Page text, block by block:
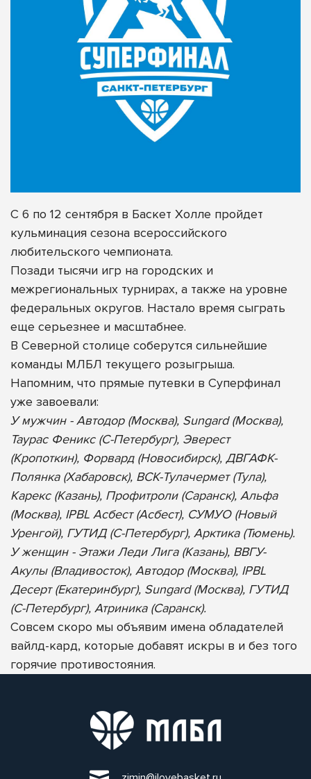
С 6 по 12 сентября в Баскет Холле пройдет
кульминация сезона всероссийского
любительского чемпионата.
Позади тысячи игр на городских и
межрегиональных турнирах, а также на уровне
федеральных округов. Настало время сыграть
еще серьезнее и масштабнее.
В Северной столице соберутся сильнейшие
команды МЛБЛ текущего розыгрыша.
Напомним, что прямые путевки в Суперфинал
уже завоевали:
У мужчин - Автодор (Москва), Sungard (Москва),
Таурас Феникс (С-Петербург), Эверест
(Кропоткин), Форвард (Новосибирск), ДВГАФК-
Полянка (Хабаровск), ВСК-Тулачермет (Тула),
Карекс (Казань), Профитроли (Саранск), Альфа
(Москва), IPBL Асбест (Асбест), СУМУО (Новый
Уренгой), ГУТИД (С-Петербург), Арктика (Тюмень).
У женщин - Этажи Леди Лига (Казань), ВВГУ-
Акулы (Владивосток), Автодор (Москва), IPBL
Десерт (Екатеринбург), Sungard (Москва), ГУТИД
(С-Петербург), Атриника (Саранск).
Совсем скоро мы объявим имена обладателей
вайлд-кард, которые добавят искры в и без того
горячие противостояния.